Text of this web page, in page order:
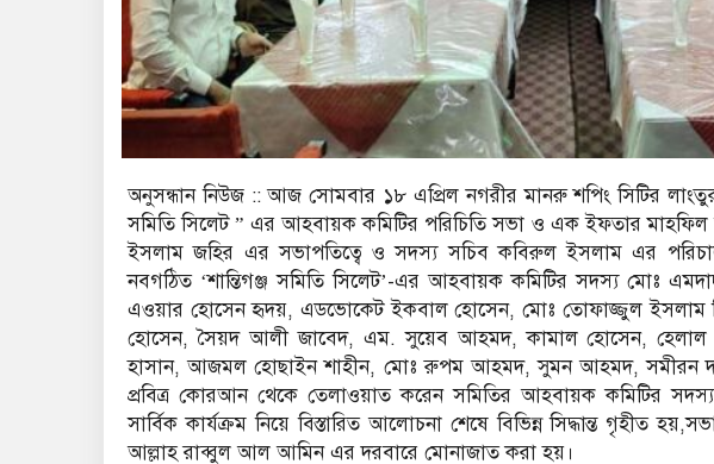
অনুসন্ধান নিউজ :: আজ সোমবার ১৮ এপ্রিল নগরীর মানরু শপিং সিটির
সমিতি সিলেট ” এর আহবায়ক কমিটির পরিচিতি সভা ও এক ইফতার
ইসলাম জহির এর সভাপতিত্বে ও সদস্য সচিব কবিরুল ইসলাম এর
নবগঠিত ‘শান্তিগঞ্জ সমিতি সিলেট’-এর আহবায়ক কমিটির সদস্য মোঃ
এওয়ার হোসেন হৃদয়, এডভোকেট ইকবাল হোসেন, মোঃ তোফাজ্জুল
হোসেন, সৈয়দ আলী জাবেদ, এম. সুয়েব আহমদ, কামাল হোসেন,
হাসান, আজমল হোছাইন শাহীন, মোঃ রুপম আহমদ, সুমন আহমদ, সমীরন
প্রবিত্র কোরআন থেকে তেলাওয়াত করেন সমিতির আহবায়ক কমিটির
সার্বিক কার্যক্রম নিয়ে বিস্তারিত আলোচনা শেষে বিভিন্ন সিদ্ধান্ত গৃহীত
আল্লাহ রাব্বুল আল আমিন এর দরবারে মোনাজাত করা হয়।